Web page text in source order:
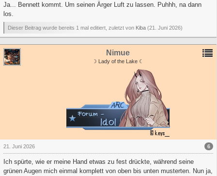
Ja... Bennett kommt. Um seinen Ärger Luft zu lassen. Puhhh, na dann
los.
Dieser Beitrag wurde bereits 1 mal editiert, zuletzt von Kiba (21. Juni 2026)
Nimue
☽ Lady of the Lake ☾
6
21. Juni 2026
Ich spürte, wie er meine Hand etwas zu fest drückte, während seine
grünen Augen mich einmal komplett von oben bis unten musterten. Nun ja,